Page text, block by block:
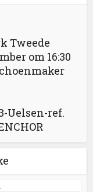
Tweede
om 16:30
Uelsen-ref.